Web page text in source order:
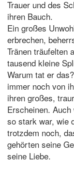
Trauer und des
ihren Bauch.
Ein großes
erbrechen,
Tränen träufelten
tausend kleine
Warum tat er
immer noch von
ihren großes,
Erscheinen.
so stark war, wie
trotzdem noch,
gehörten seine
seine Liebe.